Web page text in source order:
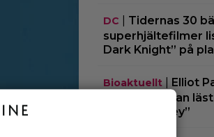
DC
Tidernas 30
superhjältefilmer
Dark Knight” på
Bioaktuellt| Elliot
andan” när han
”The Odyssey”